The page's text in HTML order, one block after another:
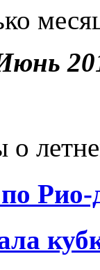
о